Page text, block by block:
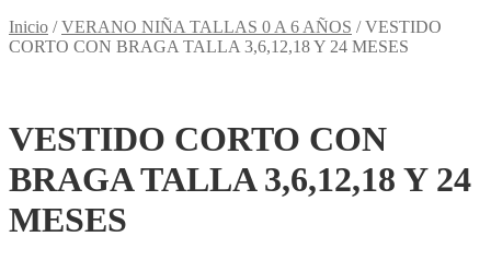
Inicio /VERANO NIÑA TALLAS 0 A 6 AÑOS /VESTIDO
CORTO CON BRAGA TALLA 3,6,12,18 Y 24 MESES
VESTIDO CORTO CON
BRAGA TALLA 3,6,12,18 Y 24
MESES